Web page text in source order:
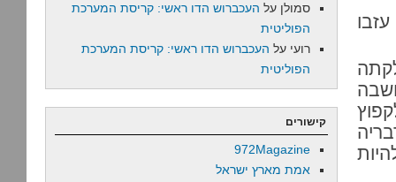
סמולן על העכברוש הדו ראשי: קריסת המערכת
הפוליטית
רועי על העכברוש הדו ראשי: קריסת המערכת
הפוליטית
קישורים
972Magazine
אמת מארץ ישראל